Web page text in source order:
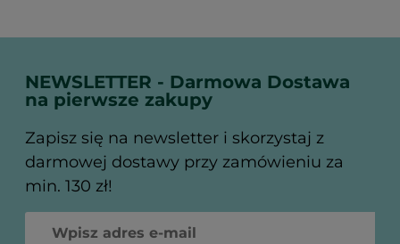
NEWSLETTER - Darmowa Dostawa
na pierwsze zakupy
Zapisz się na newsletter i skorzystaj z
darmowej dostawy przy zamówieniu za
min. 130 zł!